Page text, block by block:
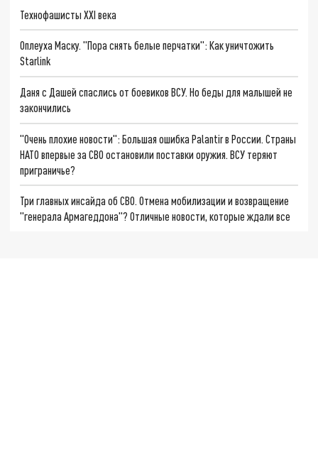
Технофашисты XXI века
Оплеуха Маску. "Пора снять белые перчатки": Как уничтожить
Starlink
Даня с Дашей спаслись от боевиков ВСУ. Но беды для малышей не
закончились
"Очень плохие новости": Большая ошибка Palantir в России. Страны
НАТО впервые за СВО остановили поставки оружия. ВСУ теряют
приграничье?
Три главных инсайда об СВО. Отмена мобилизации и возвращение
"генерала Армагеддона"? Отличные новости, которые ждали все